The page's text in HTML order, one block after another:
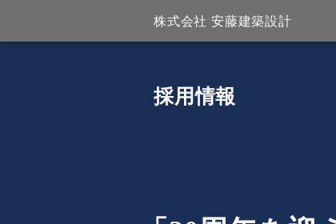
採用情報
株式会社 安藤建築設計